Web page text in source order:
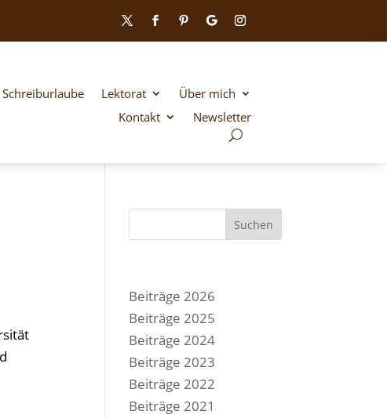
Schreiburlaube Lektorat
Über mich
Kontakt
Newsletter
Suchen
Beiträge 2026
Beiträge 2025
Beiträge 2024
Beiträge 2023
Beiträge 2022
Beiträge 2021